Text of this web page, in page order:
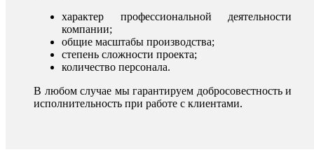
характер профессиональной деятельности
компании;
общие масштабы производства;
степень сложности проекта;
количество персонала.
В любом случае мы гарантируем добросовестность и
исполнительность при работе с клиентами.